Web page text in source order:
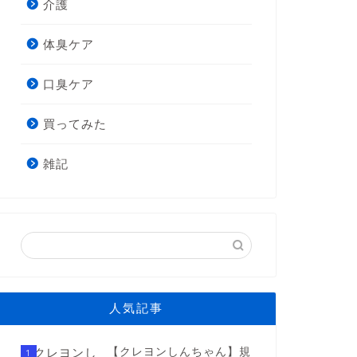
介護
体臭ケア
口臭ケア
買ってみた
雑記
人気記事
1
【クレヨンしんちゃん】規